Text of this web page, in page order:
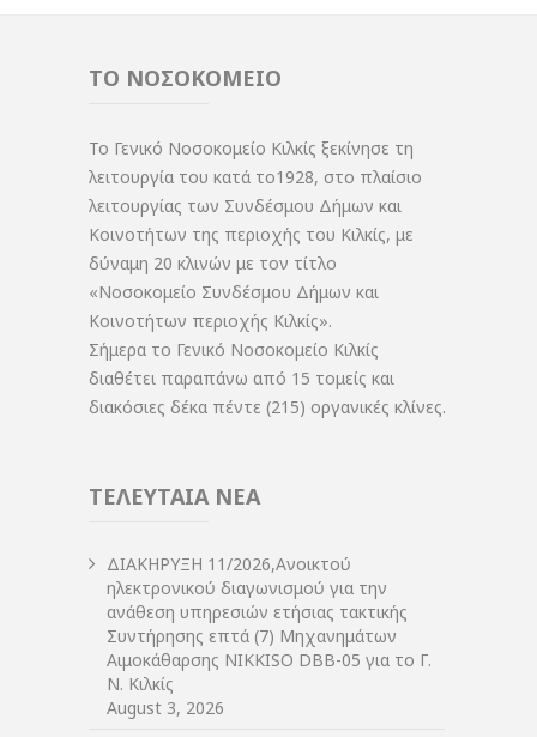
ΤΟ ΝΟΣΟΚΟΜΕΙΟ
Το Γενικό Νοσοκομείο Κιλκίς ξεκίνησε τη
λειτουργία του κατά το1928, στο πλαίσιο
λειτουργίας των Συνδέσμου Δήμων και
Κοινοτήτων της περιοχής του Κιλκίς, με
δύναμη 20 κλινών με τον τίτλο
«Νοσοκομείο Συνδέσμου Δήμων και
Κοινοτήτων περιοχής Κιλκίς».
Σήμερα το Γενικό Νοσοκομείο Κιλκίς
διαθέτει παραπάνω από 15 τομείς και
διακόσιες δέκα πέντε (215) οργανικές κλίνες.
ΤΕΛΕΥΤΑΙΑ ΝΕΑ
ΔIΑΚΗΡΥΞΗ 11/2026,Ανοικτού
ηλεκτρονικού διαγωνισμού για την
ανάθεση υπηρεσιών ετήσιας τακτικής
Συντήρησης επτά (7) Μηχανημάτων
Αιμοκάθαρσης NIKKISO DBB-05 για το Γ.
Ν. Κιλκίς
August 3, 2026